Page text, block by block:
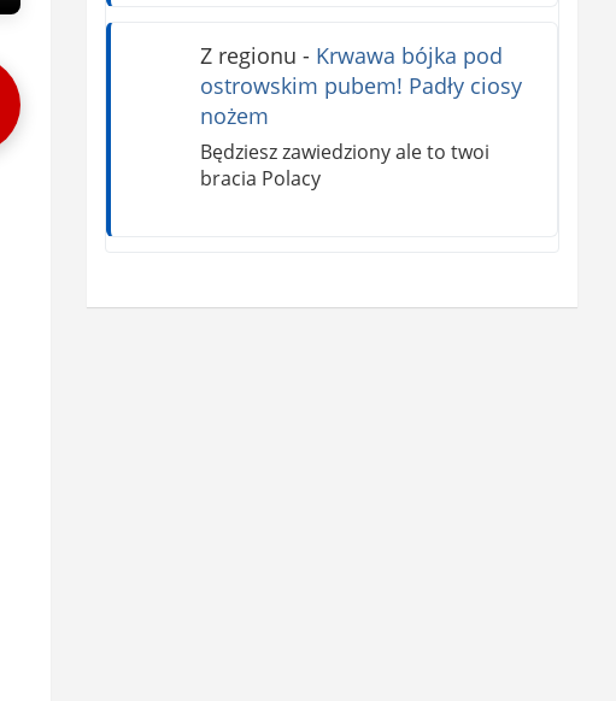
Z regionu - Krwawa bójka pod
ostrowskim pubem! Padły ciosy
nożem
Będziesz zawiedziony ale to twoi
bracia Polacy